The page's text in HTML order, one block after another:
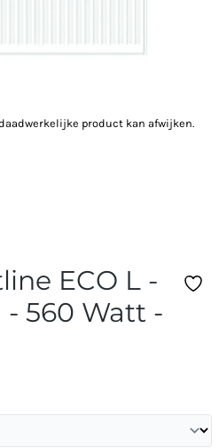
product kan afwijken.
ECO L -
560 Watt -